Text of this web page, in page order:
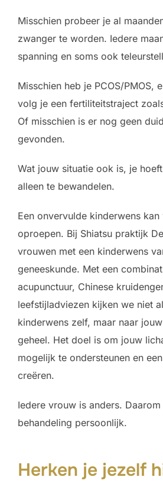
Misschien probeer je al
zwanger te worden. Iedere
spanning en soms ook
Misschien heb je PCOS/PMOS,
volg je een fertiliteitstraject
Of misschien is er nog geen
gevonden.
Wat jouw situatie ook is, je
alleen te bewandelen.
Een onvervulde kinderwens kan
oproepen. Bij Shiatsu praktijk
vrouwen met een kinderwens
geneeskunde. Met een
acupunctuur, Chinese
leefstijladviezen kijken we niet
kinderwens zelf, maar naar
geheel. Het doel is om jouw
mogelijk te ondersteunen en
creëren.
Iedere vrouw is anders.
behandeling persoonlijk.
Herken je jezelf